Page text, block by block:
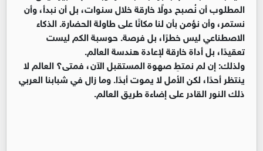
المطلوب أن نُصبح دولًا خارقة خلال سنوات، بل أن نبدأ، وأن
نستمر، وأن نؤمن بأن لنا مكانًا على طاولة الحضارة. الذكاء
الاصطناعي ليس خطرًا، بل فرصة. حوسبة الكم ليست
تعقيدًا، بل أداة خارقة لإعادة هندسة العالم.
ولذلك: إن لم نمتطِ صهوة المستقبل الآن، فمتى؟ العالم لا
ينتظر أحدًا، لكن الأمل لا يموت أبدًا. وما زال في شبابنا العربي
ذلك النور القادر على إضاءة طريق العالم.